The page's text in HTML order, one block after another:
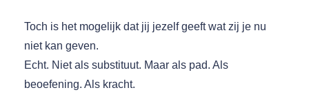
Toch is het mogelijk dat jij jezelf geeft wat zij je nu
niet kan geven.
Echt. Niet als substituut. Maar als pad. Als
beoefening. Als kracht.